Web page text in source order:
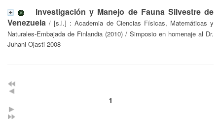
Investigación y Manejo de Fauna Silvestre de
Venezuela / [s.l.] : Academia de Ciencias Físicas, Matemáticas y
Naturales-Embajada de Finlandia (2010) / Simposio en homenaje al Dr.
Juhani Ojasti 2008
1